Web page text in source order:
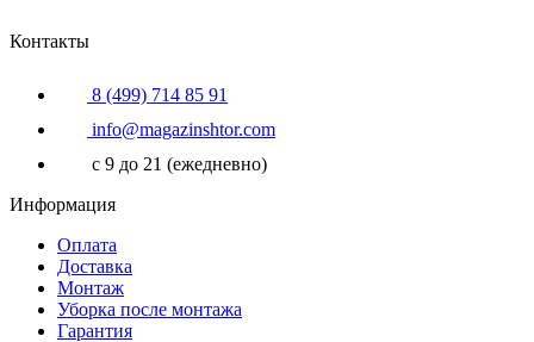
Контакты
8 (499) 714 85 91
info@magazinshtor.com
c 9 до 21 (ежедневно)
Информация
Оплата
Доставка
Монтаж
Уборка после монтажа
Гарантия